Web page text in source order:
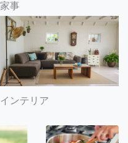
家事
インテリア